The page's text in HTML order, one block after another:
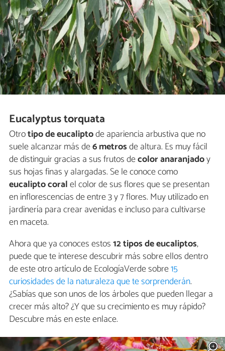
Eucalyptus torquata
Otrotipo de eucaliptode apariencia arbustiva que no
suele alcanzar más de6 metrosde altura. Es muy fácil
de distinguir gracias a sus frutos decolor anaranjadoy
sus hojas finas y alargadas. Se le conoce como
eucalipto coralel color de sus flores que se presentan
en inflorescencias de entre 3 y 7 flores. Muy utilizado en
jardinería para crear avenidas e incluso para cultivarse
en maceta.
Ahora que ya conoces estos12 tipos de eucaliptos,
puede que te interese descubrir más sobre ellos dentro
de este otro artículo de EcologíaVerde sobre15
curiosidades de la naturaleza que te sorprenderán.
¿Sabías que son unos de los árboles que pueden llegar a
crecer más alto? ¿Y que su crecimiento es muy rápido?
Descubre más en este enlace.